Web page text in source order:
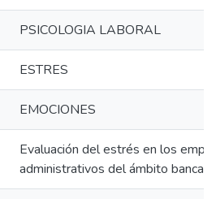
PSICOLOGIA LABORAL
ESTRES
EMOCIONES
Evaluación del estrés en los
administrativos del ámbito